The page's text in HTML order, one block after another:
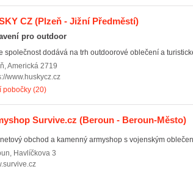
CZ (Plzeň - Jižní Předměstí)
pro outdoor
společnost dodává na trh outdoorové oblečení a
,Americká 2719
www.huskycz.cz
pobočky (20)
Survive.cz (Beroun - Beroun-Město)
obchod a kamenný armyshop s vojenským
, Havlíčkova 3